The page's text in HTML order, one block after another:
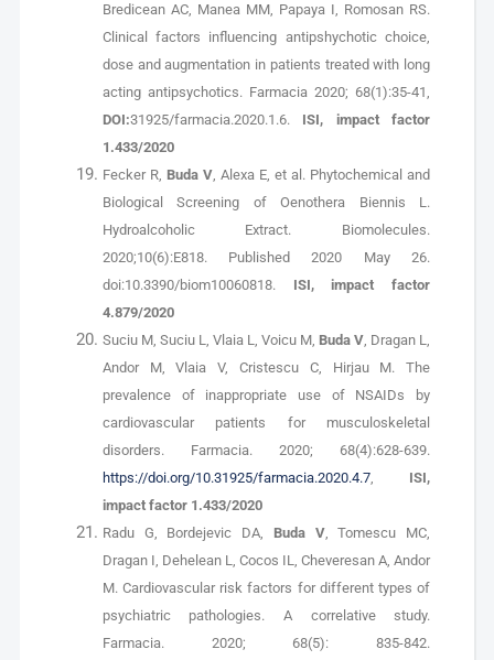
Bredicean AC, Manea MM, Papaya I, Romosan RS.
Clinical factors influencing antipshychotic choice,
dose and augmentation in patients treated with long
acting antipsychotics. Farmacia 2020; 68(1):35-41,
DOI:31925/farmacia.2020.1.6. ISI, impact factor
1.433/2020
Fecker R, Buda V, Alexa E, et al. Phytochemical and
Biological Screening of Oenothera Biennis L.
Hydroalcoholic Extract. Biomolecules.
2020;10(6):E818. Published 2020 May 26.
doi:10.3390/biom10060818. ISI, impact factor
4.879/2020
Suciu M, Suciu L, Vlaia L, Voicu M, Buda V, Dragan L,
Andor M, Vlaia V, Cristescu C, Hirjau M. The
prevalence of inappropriate use of NSAIDs by
cardiovascular patients for musculoskeletal
disorders. Farmacia. 2020; 68(4):628-639.
https://doi.org/10.31925/farmacia.2020.4.7, ISI,
impact factor 1.433/2020
Radu G, Bordejevic DA, Buda V, Tomescu MC,
Dragan I, Dehelean L, Cocos IL, Cheveresan A, Andor
M. Cardiovascular risk factors for different types of
psychiatric pathologies. A correlative study.
Farmacia. 2020; 68(5): 835-842.